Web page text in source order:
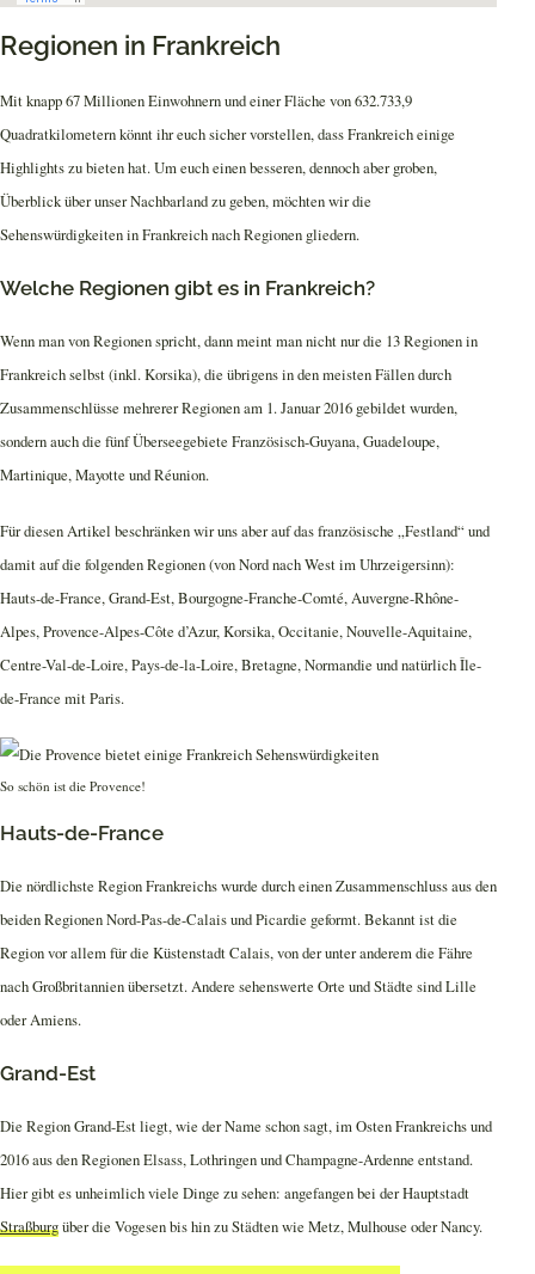
Regionen in Frankreich
Mit knapp 67 Millionen Einwohnern und einer Fläche von 632.733,9
Quadratkilometern könnt ihr euch sicher vorstellen, dass Frankreich einige
Highlights zu bieten hat. Um euch einen besseren, dennoch aber groben,
Überblick über unser Nachbarland zu geben, möchten wir die
Sehenswürdigkeiten in Frankreich nach Regionen gliedern.
Welche Regionen gibt es in Frankreich?
Wenn man von Regionen spricht, dann meint man nicht nur die 13 Regionen in
Frankreich selbst (inkl. Korsika), die übrigens in den meisten Fällen durch
Zusammenschlüsse mehrerer Regionen am 1. Januar 2016 gebildet wurden,
sondern auch die fünf Überseegebiete Französisch-Guyana, Guadeloupe,
Martinique, Mayotte und Réunion.
Für diesen Artikel beschränken wir uns aber auf das französische „Festland“ und
damit auf die folgenden Regionen (von Nord nach West im Uhrzeigersinn):
Hauts-de-France, Grand-Est, Bourgogne-Franche-Comté, Auvergne-Rhône-
Alpes, Provence-Alpes-Côte d’Azur, Korsika, Occitanie, Nouvelle-Aquitaine,
Centre-Val-de-Loire, Pays-de-la-Loire, Bretagne, Normandie und natürlich Île-
de-France mit Paris.
So schön ist die Provence!
Hauts-de-France
Die nördlichste Region Frankreichs wurde durch einen Zusammenschluss aus den
beiden Regionen Nord-Pas-de-Calais und Picardie geformt. Bekannt ist die
Region vor allem für die Küstenstadt Calais, von der unter anderem die Fähre
nach Großbritannien übersetzt. Andere sehenswerte Orte und Städte sind Lille
oder Amiens.
Grand-Est
Die Region Grand-Est liegt, wie der Name schon sagt, im Osten Frankreichs und
2016 aus den Regionen Elsass, Lothringen und Champagne-Ardenne entstand.
Hier gibt es unheimlich viele Dinge zu sehen: angefangen bei der Hauptstadt
Straßburgüber die Vogesen bis hin zu Städten wie Metz, Mulhouse oder Nancy.